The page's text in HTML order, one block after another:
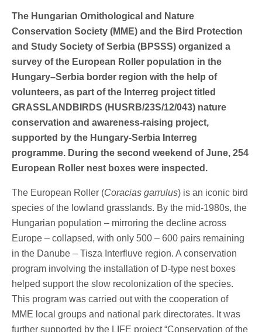
The Hungarian Ornithological and Nature
Conservation Society (MME) and the Bird Protection
and Study Society of Serbia (BPSSS) organized a
survey of the European Roller population in the
Hungary–Serbia border region with the help of
volunteers, as part of the Interreg project titled
GRASSLANDBIRDS (HUSRB/23S/12/043) nature
conservation and awareness-raising project,
supported by the Hungary-Serbia Interreg
programme. During the second weekend of June, 254
European Roller nest boxes were inspected.
The European Roller (Coracias garrulus) is an iconic bird
species of the lowland grasslands. By the mid-1980s, the
Hungarian population – mirroring the decline across
Europe – collapsed, with only 500 – 600 pairs remaining
in the Danube – Tisza Interfluve region. A conservation
program involving the installation of D-type nest boxes
helped support the slow recolonization of the species.
This program was carried out with the cooperation of
MME local groups and national park directorates. It was
further supported by the LIFE project “Conservation of the